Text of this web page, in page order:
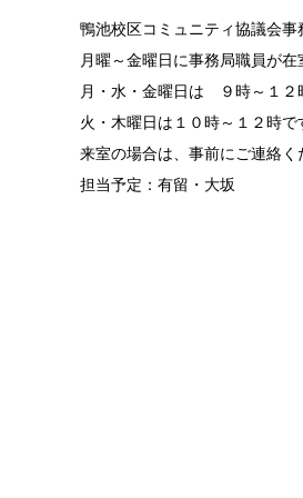
鴨池校区コミュニティ協議会事
月曜～金曜日に事務局職員が在
月・水・金曜日は ９時～１２
火・木曜日は１０時～１２時で
来室の場合は、事前にご連絡く
担当予定：有留・大坂